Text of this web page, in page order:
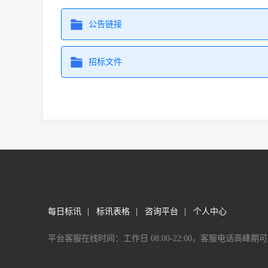
公告链接
招标文件
每日标讯 标讯表格 咨询平台 个人中心
平台客服在线时间：工作日 08:00-22:00，客服电话高峰期